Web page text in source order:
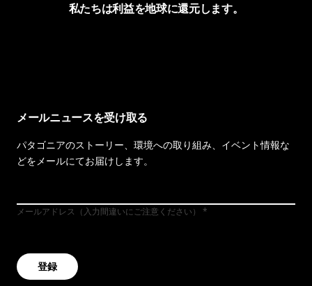
私たちは利益を地球に還元します。
メールニュースを受け取る
パタゴニアのストーリー、環境への取り組み、イベント情報な
どをメールにてお届けします。
メールアドレス（入力間違いにご注意ください）
登録